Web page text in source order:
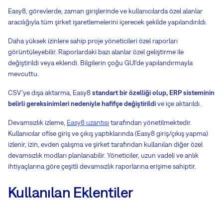
Easy8, görevlerde, zaman girişlerinde ve kullanıcılarda özel alanlar
aracılığıyla tüm şirket işaretlemelerini içerecek şekilde yapılandırıldı.
Daha yüksek izinlere sahip proje yöneticileri özel raporları
görüntüleyebilir. Raporlardaki bazı alanlar özel geliştirme ile
değiştirildi veya eklendi. Bilgilerin çoğu GUI'de yapılandırmayla
mevcuttu.
CSV'ye dışa aktarma, Easy8standart bir özelliği olup, ERP sisteminin
belirli gereksinimleri nedeniyle hafifçe değiştirildive içe aktarıldı.
Devamsızlık izleme, Easy8 uzantısı tarafından yönetilmektedir.
Kullanıcılar ofise giriş ve çıkış yaptıklarında (Easy8 giriş/çıkış yapma)
izlenir, izin, evden çalışma ve şirket tarafından kullanılan diğer özel
devamsızlık modları planlanabilir. Yöneticiler, uzun vadeli ve anlık
ihtiyaçlarına göre çeşitli devamsızlık raporlarına erişime sahiptir.
Kullanılan Eklentiler